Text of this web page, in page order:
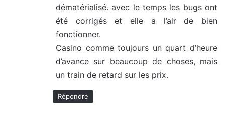
dématérialisé. avec le temps les bugs ont
été corrigés et elle a l’air de bien
fonctionner.
Casino comme toujours un quart d’heure
d’avance sur beaucoup de choses, mais
un train de retard sur les prix.
Répondre